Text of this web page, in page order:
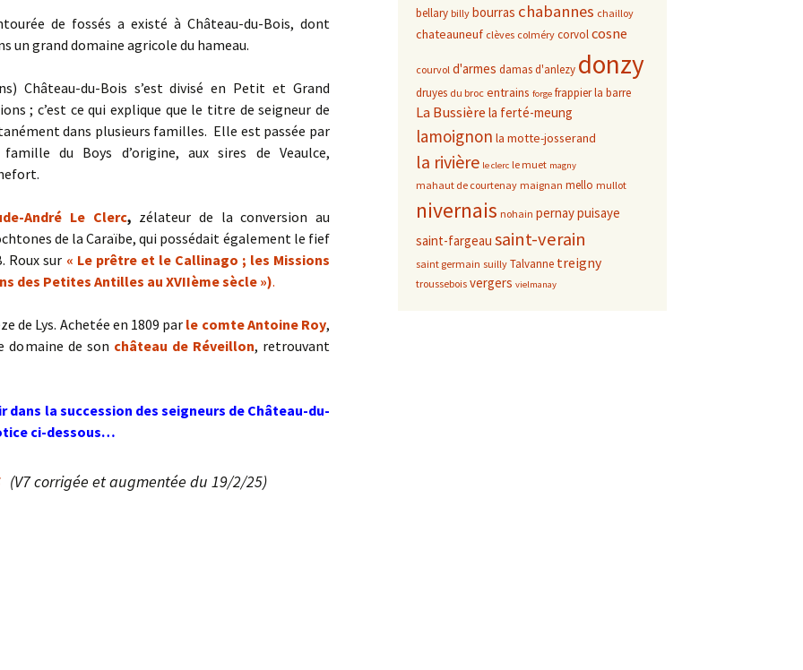
de fossés a existé à Château-du-Bois, dont
un grand domaine agricole du hameau.
Château-du-Bois s’est divisé en Petit et Grand
; c’est ce qui explique que le titre de seigneur de
dans plusieurs familles. Elle est passée par
du Boys d’origine, aux sires de Veaulce,
André Le Clerc, zélateur de la conversion au
de la Caraïbe, qui possédait également le fief
Roux sur « Le prêtre et le Callinago ; les Missions
des Petites Antilles au XVIIème sècle »).
de Lys. Achetée en 1809 par le comte Antoine Roy,
de son château de Réveillon, retrouvant
la succession des seigneurs de Château-du-
ci-dessous…
(V7 corrigée et augmentée du 19/2/25)
bellary billy bourras chabannes chailloy
chateauneuf clèves colméry corvolcosne
courvol d'armes damas d'anlezy donzy
druyes du broc entrains forge frappierla barre
La Bussière la ferté-meung
lamoignon la motte-josserand
la rivière le clerc le muet magny
mahaut de courtenay maignan mello mullot
nivernais nohain pernaypuisaye
saint-fargeau saint-verain
saint germain suilly Talvanne treigny
troussebois vergers vielmanay